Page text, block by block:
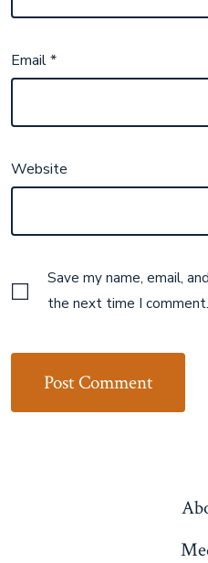
Email*
Website
Save my name, email,
the next time I comment.